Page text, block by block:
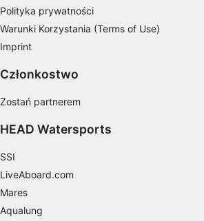
Polityka prywatności
Warunki Korzystania (Terms of Use)
Imprint
Członkostwo
Zostań partnerem
HEAD Watersports
SSI
LiveAboard.com
Mares
Aqualung
Wykorzystywanie ograniczonych
wyboru treści
Funkcje specjalne IAB:
Użycie dokładnych danych
geolokalizacyjnych
Identyfikowanie urządzeń na podstawie
Wydajność (Performance)